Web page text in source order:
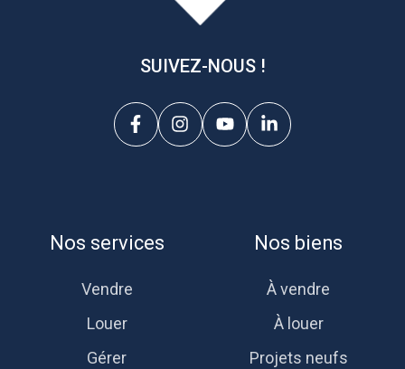
SUIVEZ-NOUS !
Nos services
Vendre
Louer
Gérer
Nos biens
À vendre
À louer
Projets neufs